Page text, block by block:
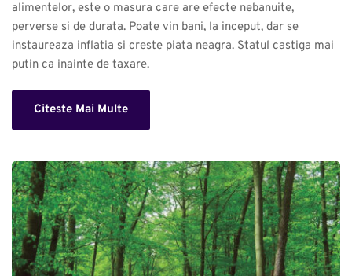
alimentelor, este o masura care are efecte nebanuite,
perverse si de durata. Poate vin bani, la inceput, dar se
instaureaza inflatia si creste piata neagra. Statul castiga mai
putin ca inainte de taxare.
Citeste Mai Multe